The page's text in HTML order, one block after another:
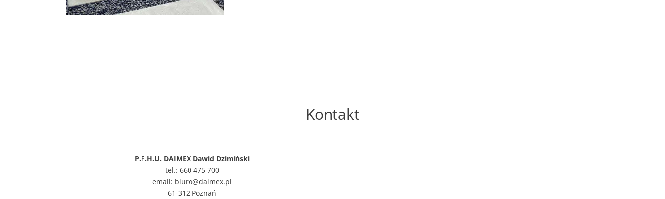
Kontakt
P.F.H.U. DAIMEX Dawid Dzimiński
tel.: 660 475 700
email: biuro@daimex.pl
61-312 Poznań